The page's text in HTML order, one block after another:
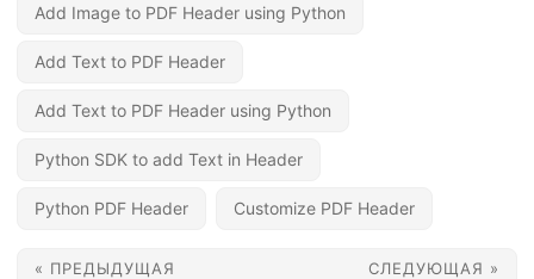
Add Image to PDF Header using Python
Add Text to PDF Header
Add Text to PDF Header using Python
Python SDK to add Text in Header
Python PDF Header Customize PDF Header
« ПРЕДЫДУЩАЯ СЛЕДУЮЩАЯ »